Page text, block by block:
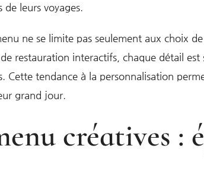
leurs voyages.
ne se limite pas seulement aux choix
restauration interactifs, chaque détail
Cette tendance à la personnalisation
grand jour.
créatives :